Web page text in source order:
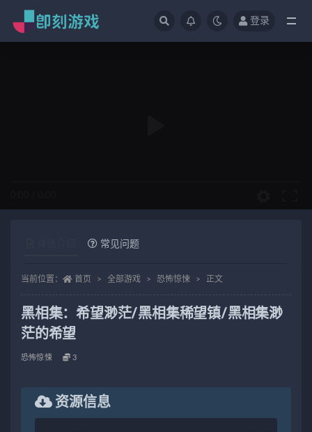
登录
常见问题
当前位置： 首页 全部游戏 恐怖惊悚 正文
黑相集：希望渺茫/黑相集稀望镇/黑相集渺
茫的希望
恐怖惊悚 3
资源信息